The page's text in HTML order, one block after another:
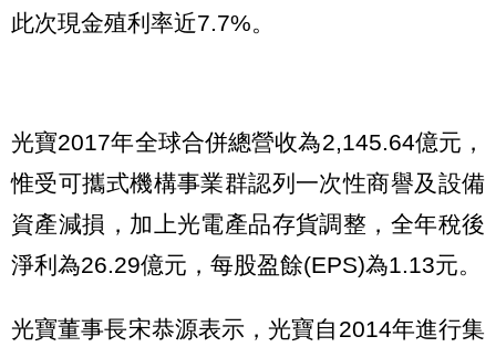
此次現金殖利率近7.7%。
光寶2017年全球合併總營收為2,145.64億元，
惟受可攜式機構事業群認列一次性商譽及設備
資產減損，加上光電產品存貨調整，全年稅後
淨利為26.29億元，每股盈餘(EPS)為1.13元。
光寶董事長宋恭源表示，光寶自2014年進行集